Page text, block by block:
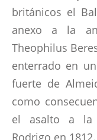
británicos el
anexo a la
Theophilus
enterrado en
fuerte de
como
el asalto a la
Rodrigo en 1812.